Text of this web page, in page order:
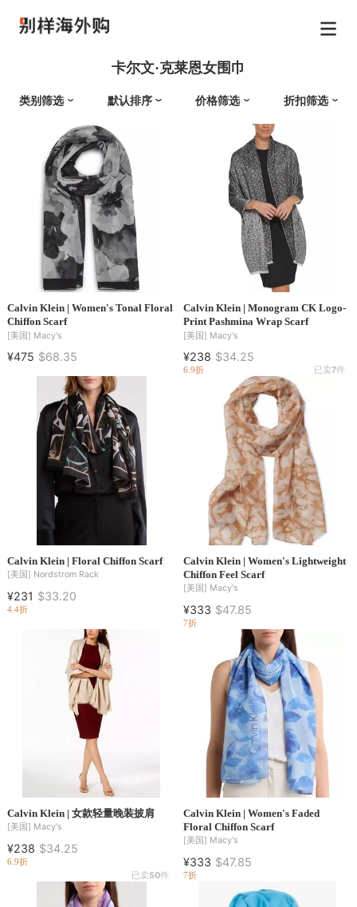
卡尔文·克莱恩女围巾
类别筛选 默认排序 价格筛选 折扣筛选
Calvin Klein | Women's Tonal Floral
Chiffon Scarf
[美国] Macy's
¥475 $68.35
Calvin Klein | Monogram CK Logo-
Print Pashmina Wrap Scarf
[美国] Macy's
¥238 $34.25
6.9折 已卖7件
Calvin Klein | Floral Chiffon Scarf
[美国] Nordstrom Rack
¥231 $33.20
4.4折
Calvin Klein | Women's Lightweight
Chiffon Feel Scarf
[美国] Macy's
¥333 $47.85
7折
Calvin Klein | 女款轻量晚装披肩
[美国] Macy's
¥238 $34.25
6.9折
已卖50件
Calvin Klein | Women's Faded
Floral Chiffon Scarf
[美国] Macy's
¥333 $47.85
7折